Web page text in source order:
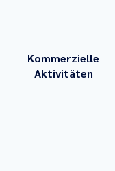
Kommerzielle
Aktivitäten